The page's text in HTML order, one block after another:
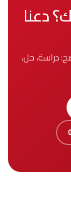
دعنا
دراسة، حل،